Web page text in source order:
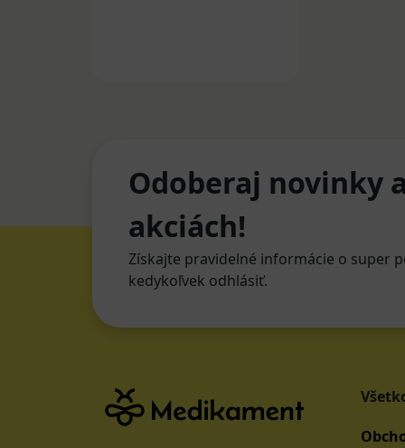
Odoberaj novinky
akciách!
Získajte pravidelné informácie o super
kedykoľvek odhlásiť.